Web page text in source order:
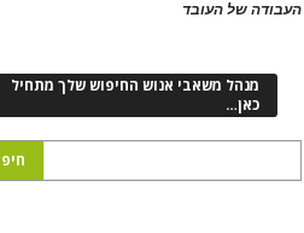
העבודה של העובד
מנהל משאבי אנוש החיפוש שלך מתחיל
כאן…